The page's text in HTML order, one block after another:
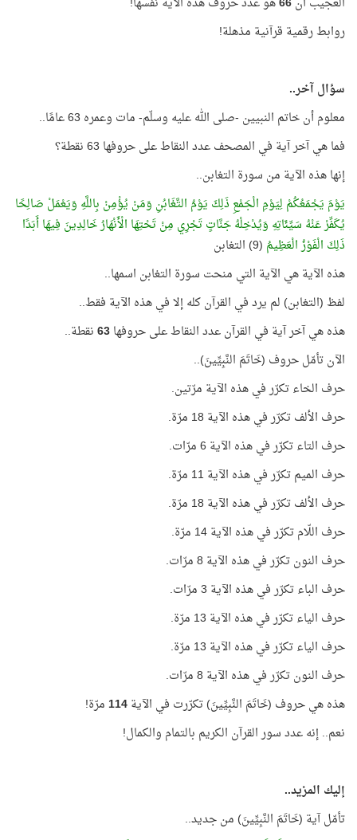
روابط رقمية قرآنية مذهلة!
سؤال آخر..
معلوم أن خاتم النبيين -صلى الله عليه وسلّم- مات وعمره 63 عامًا..
فما هي آخر آية في المصحف عدد النقاط على حروفها 63 نقطة؟
إنها هذه الآية من سورة التغابن..
يَوْمَ يَجْمَعُكُمْ لِيَوْمِ الْجَمْعِ ذَلِكَ يَوْمُ التَّغَابُنِ وَمَنْ يُؤْمِنْ بِاللَّهِ وَيَعْمَلْ صَالِحًا
يُكَفِّرْ عَنْهُ سَيِّئَاتِهِ وَيُدْخِلْهُ جَنَّاتٍ تَجْرِي مِنْ تَحْتِهَا الْأَنْهَارُ خَالِدِينَ فِيهَا أَبَدًا
ذَلِكَ الْفَوْزُ الْعَظِيمُ (9) التغابن
هذه الآية هي الآية التي منحت سورة التغابن اسمها..
لفظ (التغابن) لم يرد في القرآن كله إلا في هذه الآية فقط..
هذه هي آخر آية في القرآن عدد النقاط على حروفها63نقطة..
الآن تأمّل حروف (خَاتَمَ النَّبِيِّينَ)..
حرف الخاء تكرّر في هذه الآية مرّتين.
حرف الألف تكرّر في هذه الآية 18 مرّة.
حرف التاء تكرّر في هذه الآية 6 مرّات.
حرف الميم تكرّر في هذه الآية 11 مرّة.
حرف الألف تكرّر في هذه الآية 18 مرّة.
حرف اللّام تكرّر في هذه الآية 14 مرّة.
حرف النون تكرّر في هذه الآية 8 مرّات.
حرف الباء تكرّر في هذه الآية 3 مرّات.
حرف الياء تكرّر في هذه الآية 13 مرّة.
حرف الياء تكرّر في هذه الآية 13 مرّة.
حرف النون تكرّر في هذه الآية 8 مرّات.
هذه هي حروف (خَاتَمَ النَّبِيِّينَ) تكرّرت في الآية114مرّة!
نعم.. إنه عدد سور القرآن الكريم بالتمام والكمال!
إليك المزيد..
تأمّل آية (خَاتَمَ النَّبِيِّينَ) من جديد..